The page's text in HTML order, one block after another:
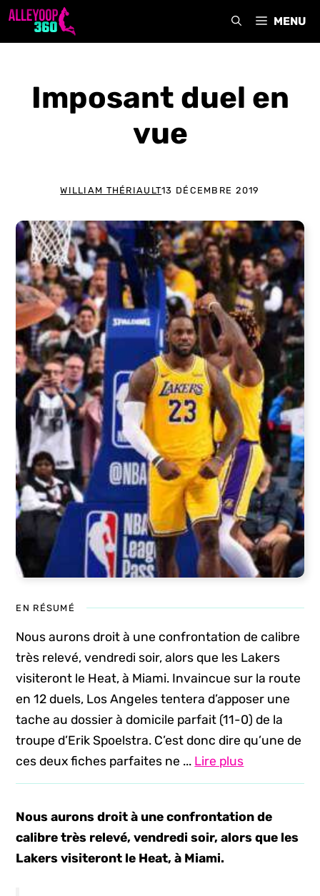
Aller
MENU
Imposant duel en
vue
WILLIAM THÉRIAULT13 DÉCEMBRE 2019
EN RÉSUMÉ
Nous aurons droit à une confrontation de calibre
très relevé, vendredi soir, alors que les Lakers
visiteront le Heat, à Miami. Invaincue sur la route
en 12 duels, Los Angeles tentera d’apposer une
tache au dossier à domicile parfait (11-0) de la
troupe d’Erik Spoelstra. C’est donc dire qu’une de
ces deux fiches parfaites ne ... Lire plus
Nous aurons droit à une confrontation de
calibre très relevé, vendredi soir, alors que les
Lakers visiteront le Heat, à Miami.